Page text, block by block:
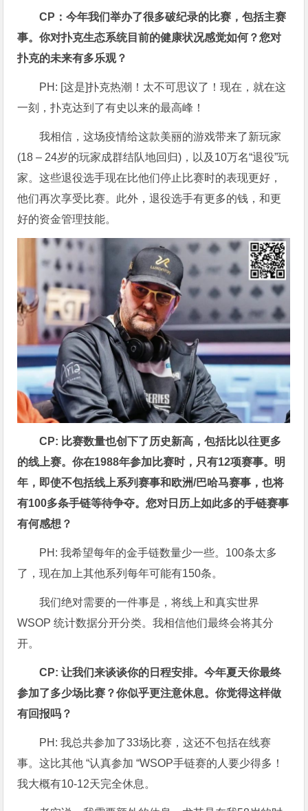
CP：今年我们举办了很多破纪录的比赛，包括主赛
事。你对扑克生态系统目前的健康状况感觉如何？您对
扑克的未来有多乐观？
PH: [这是]扑克热潮！太不可思议了！现在，就在这
一刻，扑克达到了有史以来的最高峰！
我相信，这场疫情给这款美丽的游戏带来了新玩家
(18 – 24岁的玩家成群结队地回归)，以及10万名“退役”玩
家。这些退役选手现在比他们停止比赛时的表现更好，
他们再次享受比赛。此外，退役选手有更多的钱，和更
好的资金管理技能。
CP: 比赛数量也创下了历史新高，包括比以往更多
的线上赛。你在1988年参加比赛时，只有12项赛事。明
年，即使不包括线上系列赛事和欧洲/巴哈马赛事，也将
有100多条手链等待争夺。您对日历上如此多的手链赛事
有何感想？
PH: 我希望每年的金手链数量少一些。100条太多
了，现在加上其他系列每年可能有150条。
我们绝对需要的一件事是，将线上和真实世界
WSOP 统计数据分开分类。我相信他们最终会将其分
开。
CP: 让我们来谈谈你的日程安排。今年夏天你最终
参加了多少场比赛？你似乎更注意休息。你觉得这样做
有回报吗？
PH: 我总共参加了33场比赛，这还不包括在线赛
事。这比其他 “认真参加 “WSOP手链赛的人要少得多！
我大概有10-12天完全休息。